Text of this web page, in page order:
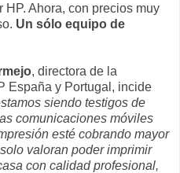
Ahora, con precios muy
Un sólo equipo de
, directora de la
España y Portugal, incide
siendo testigos de
comunicaciones móviles
esté cobrando mayor
valoran poder imprimir
con calidad profesional,